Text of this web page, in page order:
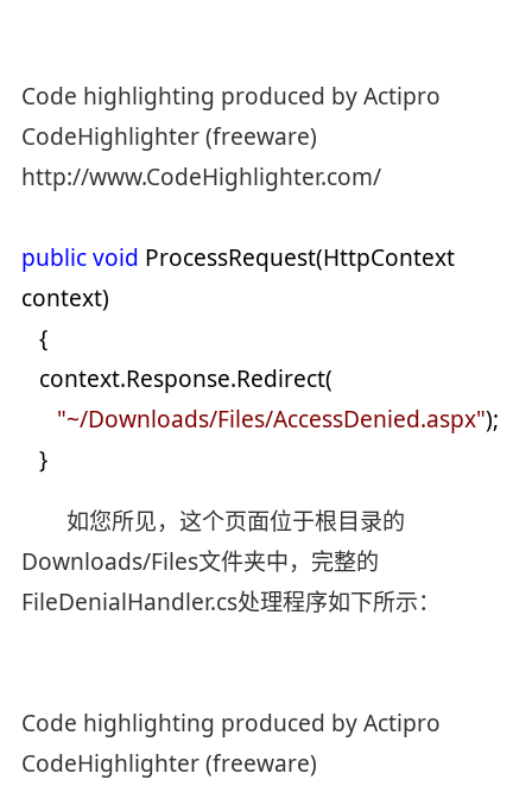
Code highlighting produced by Actipro
CodeHighlighter (freeware)
http://www.CodeHighlighter.com/
publicvoid ProcessRequest(HttpContext
context)
{
context.Response.Redirect(
"~/Downloads/Files/AccessDenied.aspx");
}
如您所见，这个页面位于根目录的
Downloads/Files文件夹中，完整的
FileDenialHandler.cs处理程序如下所示：
Code highlighting produced by Actipro
CodeHighlighter (freeware)